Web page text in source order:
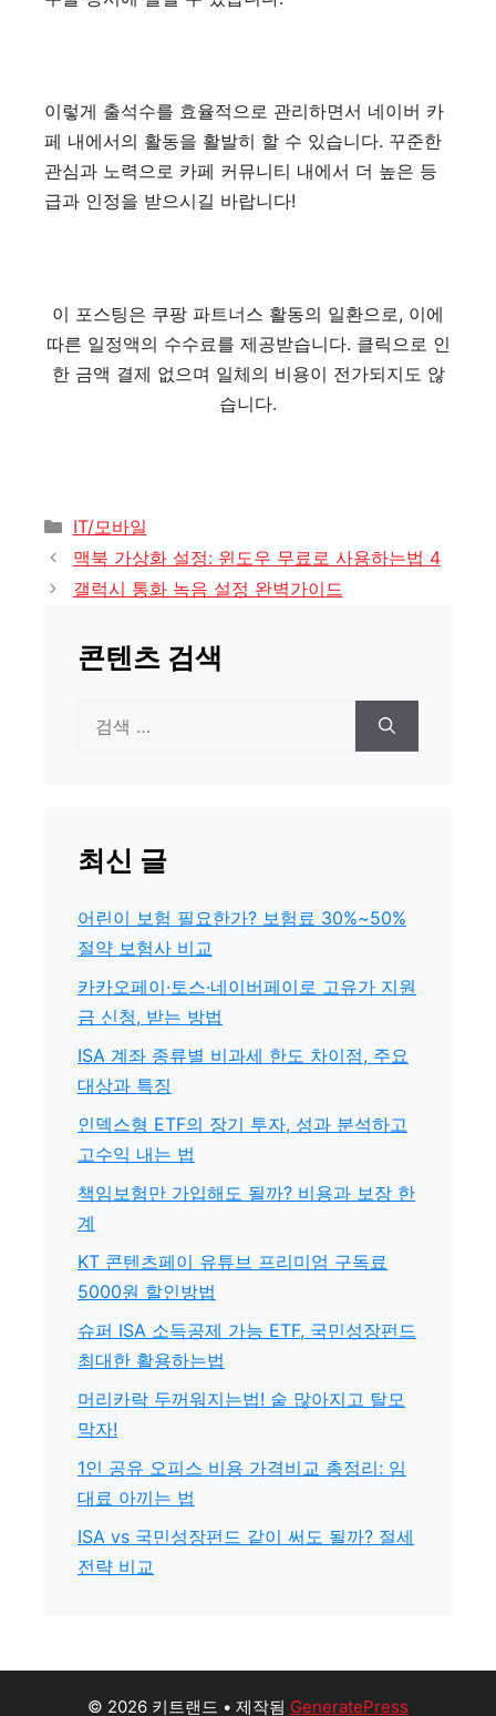
이렇게 출석수를 효율적으로 관리하면서 네이버 카
페 내에서의 활동을 활발히 할 수 있습니다. 꾸준한
관심과 노력으로 카페 커뮤니티 내에서 더 높은 등
급과 인정을 받으시길 바랍니다!
이 포스팅은 쿠팡 파트너스 활동의 일환으로, 이에
따른 일정액의 수수료를 제공받습니다. 클릭으로 인
한 금액 결제 없으며 일체의 비용이 전가되지도 않
습니다.
카
테
리
IT/모바일
맥북 가상화 설정: 윈도우 무료로 사용하는법 4
갤럭시 통화 녹음 설정 완벽가이드
콘텐츠 검색
최신 글
어린이 보험 필요한가? 보험료 30%~50%
절약 보험사 비교
카카오페이·토스·네이버페이로 고유가 지원
금 신청, 받는 방법
ISA 계좌 종류별 비과세 한도 차이점, 주요
대상과 특징
인덱스형 ETF의 장기 투자, 성과 분석하고
고수익 내는 법
책임보험만 가입해도 될까? 비용과 보장 한
계
KT 콘텐츠페이 유튜브 프리미엄 구독료
5000원 할인방법
슈퍼 ISA 소득공제 가능 ETF, 국민성장펀드
최대한 활용하는법
머리카락 두꺼워지는법! 숱 많아지고 탈모
막자!
1인 공유 오피스 비용 가격비교 총정리: 임
대료 아끼는 법
ISA vs 국민성장펀드 같이 써도 될까? 절세
전략 비교
© 2026 키트랜드 • 제작됨 GeneratePress